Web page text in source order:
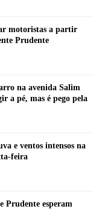
motoristas a partir
Prudente
na avenida Salim
a pé, mas é pego pela
e ventos intensos na
feira
Prudente esperam